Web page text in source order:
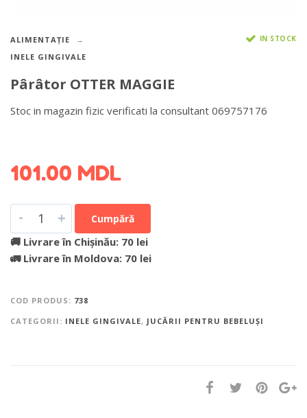
ALIMENTAȚIE
INELE GINGIVALE
IN STOCK
Pârâtor OTTER MAGGIE
Stoc in magazin fizic verificati la consultant 069757176
101.00 MDL
- + Cumpără
🚚 Livrare în Chișinău: 70 lei
🚛 Livrare în Moldova: 70 lei
COD PRODUS: 738
CATEGORII: INELE GINGIVALE, JUCĂRII PENTRU BEBELUȘI